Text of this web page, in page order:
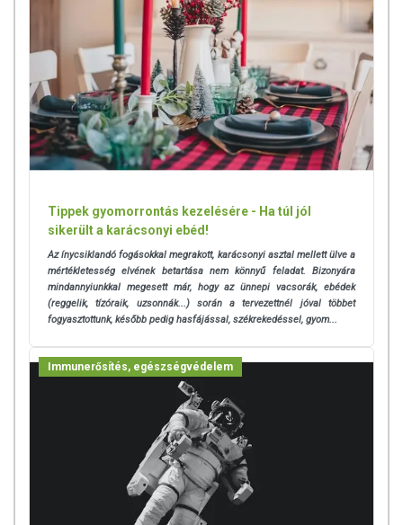
Tippek gyomorrontás kezelésére - Ha túl jól
sikerült a karácsonyi ebéd!
Az ínycsiklandó fogásokkal megrakott, karácsonyi asztal mellett ülve a
mértékletesség elvének betartása nem könnyű feladat. Bizonyára
mindannyiunkkal megesett már, hogy az ünnepi vacsorák, ebédek
(reggelik, tízóraik, uzsonnák...) során a tervezettnél jóval többet
fogyasztottunk, később pedig hasfájással, székrekedéssel, gyom...
Immunerősítés, egészségvédelem